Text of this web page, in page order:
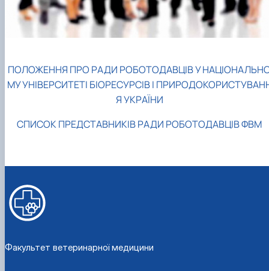
НОВИНИ
факультетом ветеринарної медицини …
Скринька довіри
Вступ 2022 рік
Вступ 2021 рік
Вступ 2020 рік
ПОЛОЖЕННЯ ПРО РАДИ РОБОТОДАВЦІВ У
МУ УНІВЕРСИТЕТІ БІОРЕСУРСІВ І
Я УКРАЇНИ
СПИСОК ПРЕДСТАВНИКІВ РАДИ РОБОТОДАВЦІВ ФВМ
Факультет ветеринарної медицини